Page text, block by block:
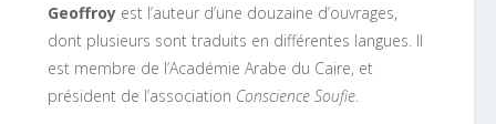
Geoffroyest l’auteur d’une douzaine d’ouvrages,
dont plusieurs sont traduits en différentes langues. Il
est membre de l’Académie Arabe du Caire, et
président de l’association Conscience Soufie.